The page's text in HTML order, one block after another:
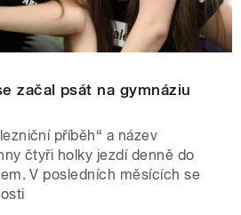
začal psát na gymnáziu
příběh“ a název
čtyři holky jezdí denně do
V posledních měsících se